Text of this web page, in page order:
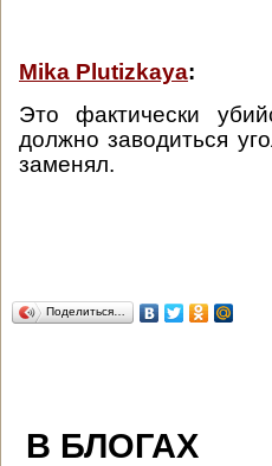
Mika Plutizkaya:
Это фактически
должно заводиться
заменял.
Поделиться…
В БЛОГАХ